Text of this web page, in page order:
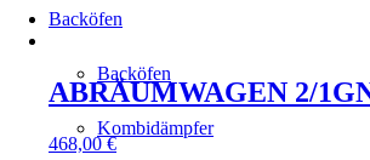
Backöfen
Backöfen
Kombidämpfer
ABRÄUMWAGEN 2/
468,00€